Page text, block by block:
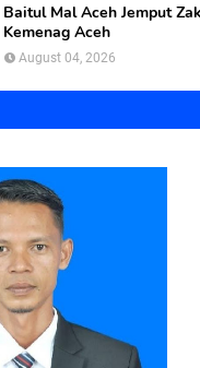
Baitul Mal Aceh Jemput
Kemenag Aceh
August 04, 2026